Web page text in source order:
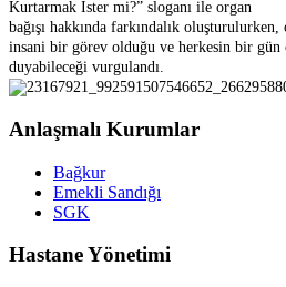
Kurtarmak İster mi?” sloganı ile organ
bağışı hakkında farkındalık oluşturulurken,
insani bir görev olduğu ve herkesin bir
duyabileceği vurgulandı.
Anlaşmalı Kurumlar
Bağkur
Emekli Sandığı
SGK
Hastane Yönetimi